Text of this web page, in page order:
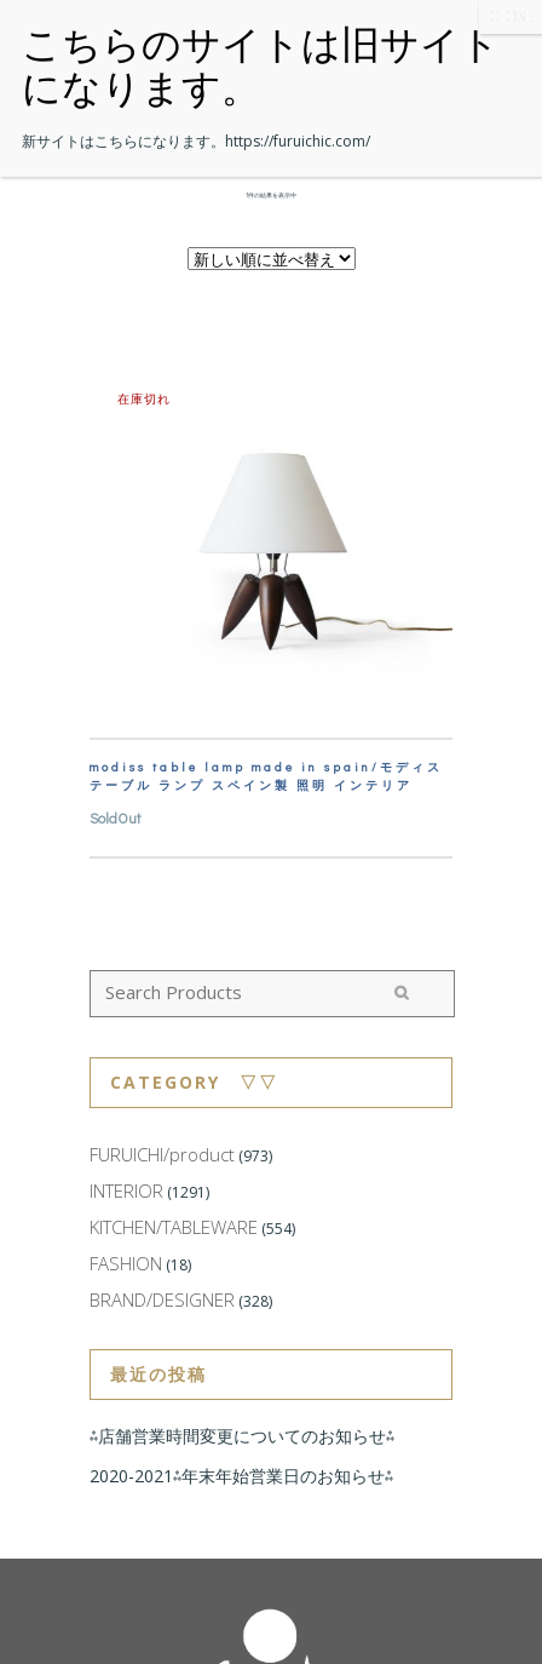
1件の結果を表示中
在庫切れ
modiss table lamp made in spain/モディス
テーブル ランプ スペイン製 照明 インテリア
SoldOut
CATEGORY ▽▽
FURUICHI/product (973)
INTERIOR (1291)
KITCHEN/TABLEWARE (554)
FASHION (18)
BRAND/DESIGNER (328)
最近の投稿
⁂店舗営業時間変更についてのお知らせ⁂
2020-2021⁂年末年始営業日のお知らせ⁂
新サイトはこちらになります。 https://furuichic.com/